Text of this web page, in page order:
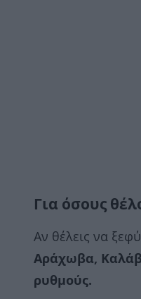
Για όσους
Αν θέλεις να
Αράχωβα,
ρυθμούς.